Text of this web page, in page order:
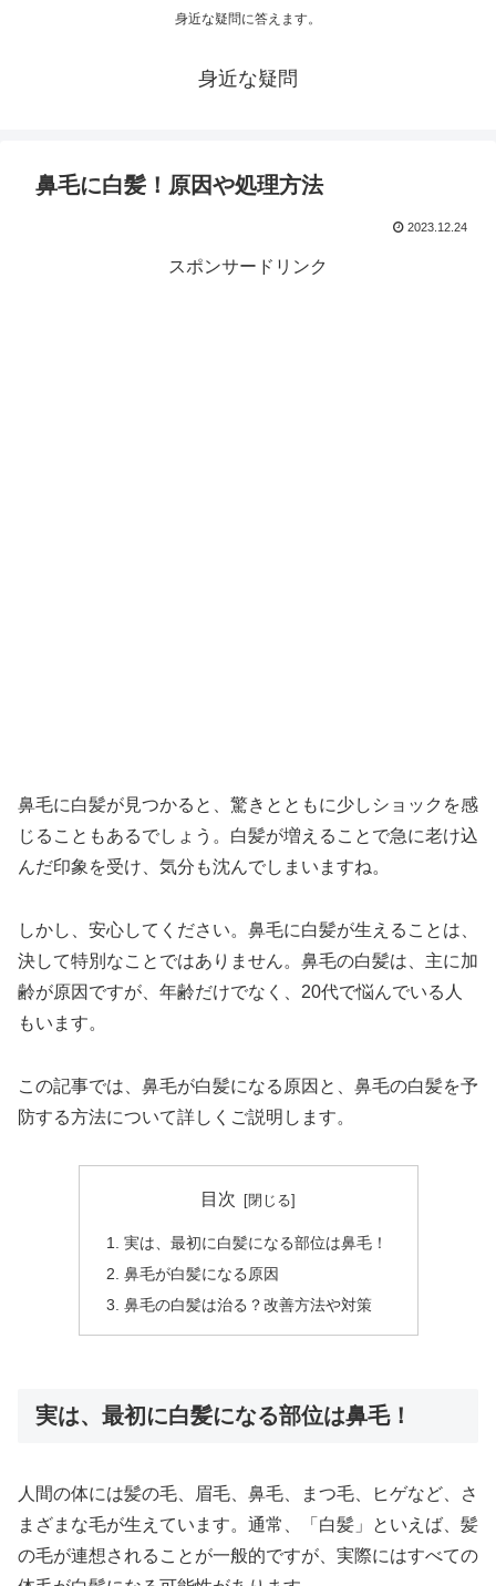
身近な疑問に答えます。
身近な疑問
鼻毛に白髪！原因や処理方法
2023.12.24
スポンサードリンク
鼻毛に白髪が見つかると、驚きとともに少しショックを感
じることもあるでしょう。白髪が増えることで急に老け込
んだ印象を受け、気分も沈んでしまいますね。
しかし、安心してください。鼻毛に白髪が生えることは、
決して特別なことではありません。鼻毛の白髪は、主に加
齢が原因ですが、年齢だけでなく、20代で悩んでいる人
もいます。
この記事では、鼻毛が白髪になる原因と、鼻毛の白髪を予
防する方法について詳しくご説明します。
目次
実は、最初に白髪になる部位は鼻毛！
鼻毛が白髪になる原因
鼻毛の白髪は治る？改善方法や対策
実は、最初に白髪になる部位は鼻毛！
人間の体には髪の毛、眉毛、鼻毛、まつ毛、ヒゲなど、さ
まざまな毛が生えています。通常、「白髪」といえば、髪
の毛が連想されることが一般的ですが、実際にはすべての